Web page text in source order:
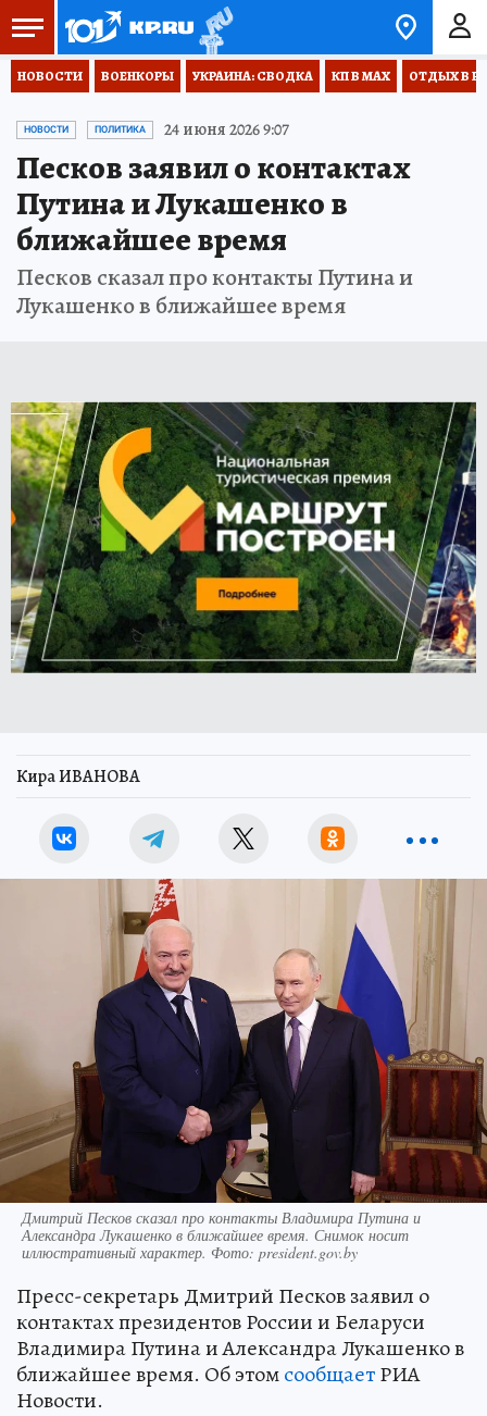
НОВОСТИ ВОЕНКОРЫ УКРАИНА: СВОДКА КП В МАХ ОТДЫХ В
НОВОСТИ ПОЛИТИКА 24 июня 2026 9:07
Песков заявил о контактах
Путина и Лукашенко в
ближайшее время
Песков сказал про контакты Путина и
Лукашенко в ближайшее время
Кира ИВАНОВА
Дмитрий Песков сказал про контакты Владимира Путина и
Александра Лукашенко в ближайшее время. Снимок носит
иллюстративный характер. Фото: president.gov.by
Пресс-секретарь Дмитрий Песков заявил о
контактах президентов России и Беларуси
Владимира Путина и Александра Лукашенко в
ближайшее время. Об этомсообщаетРИА
Новости.